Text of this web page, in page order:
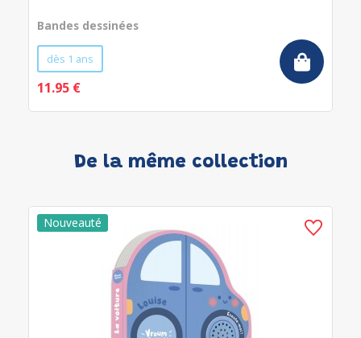
Bandes dessinées
dès 1 ans
11.95 €
De la même collection